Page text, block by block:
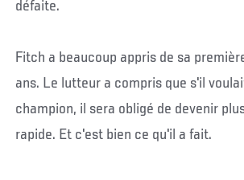
défaite.
Fitch a beaucoup appris de sa
ans. Le lutteur a compris que s'il
champion, il sera obligé de devenir
rapide. Et c'est bien ce qu'il a fait.